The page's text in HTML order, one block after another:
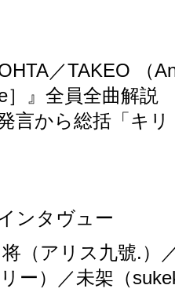
／TAKEO （
］』全員全曲解説
言から総括「キ
ンタヴュー
（アリス九號.）
ー）／未架（